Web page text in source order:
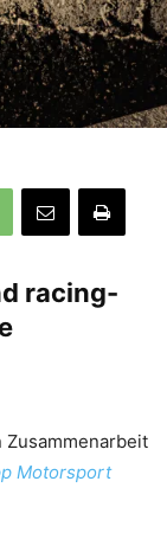
racing-
Motorsport